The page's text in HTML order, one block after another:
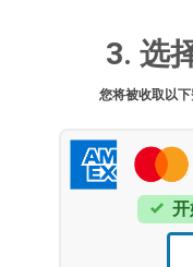
3. 选
您将被收取以
开